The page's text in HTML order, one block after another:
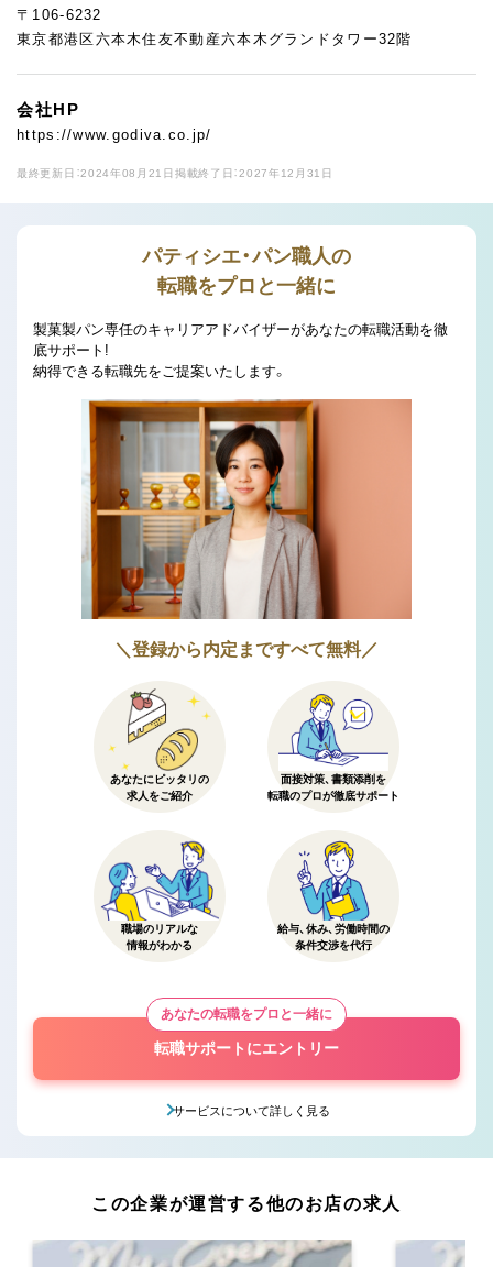
〒106-6232
東京都港区六本木住友不動産六本木グランドタワー32階
会社HP
https://www.godiva.co.jp/
最終更新日：2024年08月21日 掲載終了日：2027年12月31日
パティシエ・パン職人の
転職をプロと一緒に
製菓製パン専任のキャリアアドバイザーがあなたの転職活動を徹
底サポート!
納得できる転職先をご提案いたします。
＼登録から内定まですべて無料／
あなたにピッタリの
求人をご紹介
面接対策、書類添削を
転職のプロが徹底サポート
職場のリアルな
情報がわかる
給与、休み、労働時間の
条件交渉を代行
あなたの転職をプロと一緒に
転職サポートにエントリー
サービスについて詳しく見る
この企業が運営する他のお店の求人